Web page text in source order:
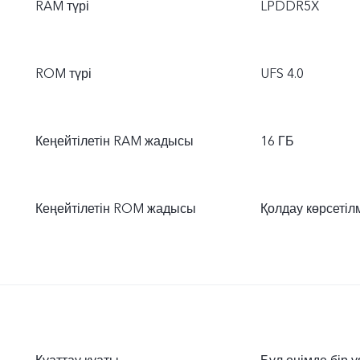
RAM түрі LPDDR5X
ROM түрі UFS 4.0
Кеңейтілетін RAM жадысы 16 ГБ
Кеңейтілетін ROM жадысы Қолдау